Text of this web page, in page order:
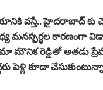
వస్తే.. హైదరాబాద్ కు
మనస్పర్ధల కారణంగా
మౌనిక రెడ్డితో అతడు
పెళ్లి కూడా